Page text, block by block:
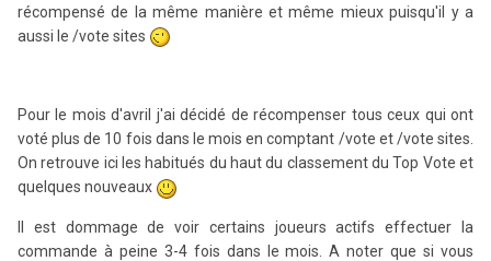
récompensé de la même manière et même mieux puisqu'il y a
aussi le /vote sites
Pour le mois d'avril j'ai décidé de récompenser tous ceux qui ont
voté plus de 10 fois dans le mois en comptant /vote et /vote sites.
On retrouve ici les habitués du haut du classement du Top Vote et
quelques nouveaux
Il est dommage de voir certains joueurs actifs effectuer la
commande à peine 3-4 fois dans le mois. A noter que si vous